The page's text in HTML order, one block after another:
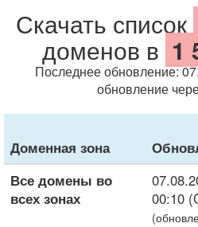
Скачать список
доменов в 1
Последнее обновление:
обновление
Доменная зона
Все домены во
всех зонах
00:10